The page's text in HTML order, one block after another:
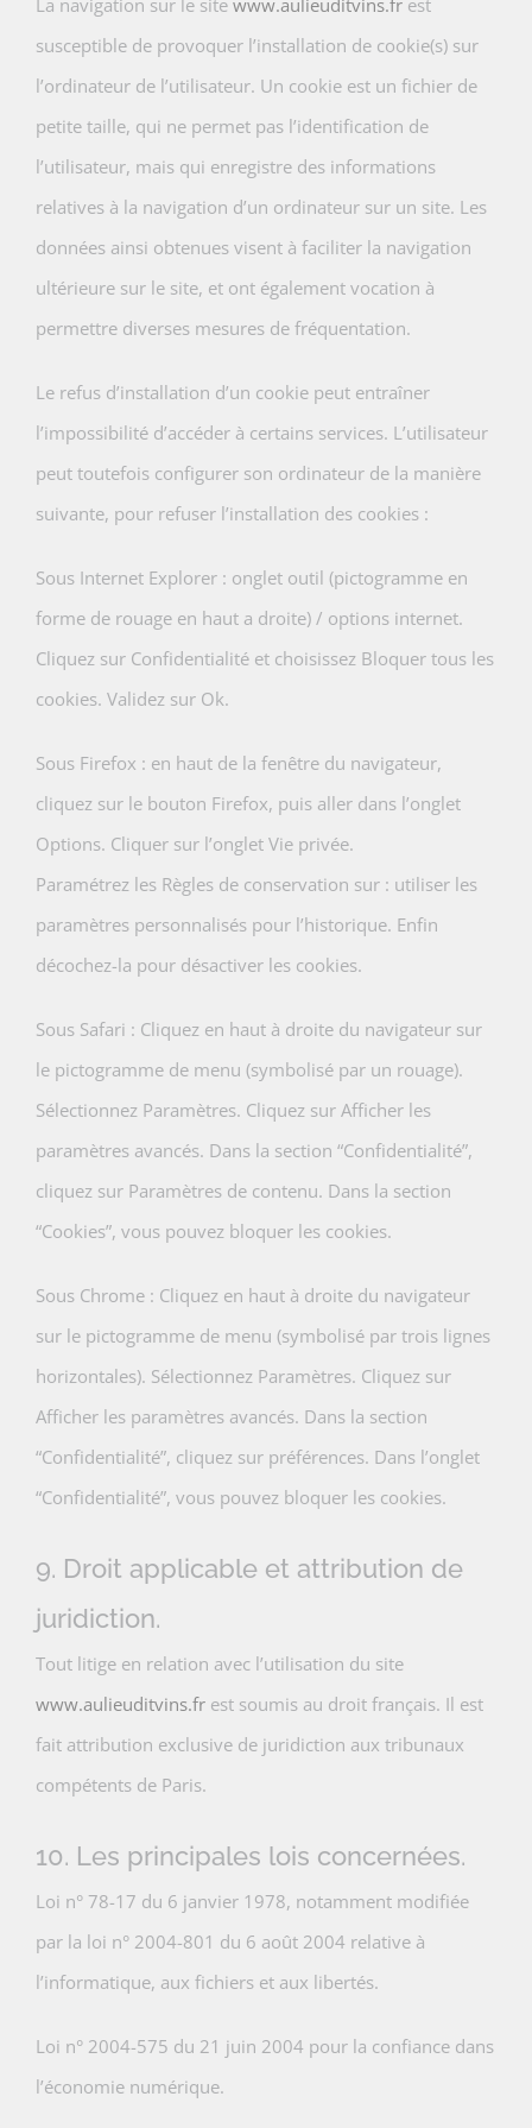
susceptible de provoquer l’installation de cookie(s) sur
l’ordinateur de l’utilisateur. Un cookie est un fichier de
petite taille, qui ne permet pas l’identification de
l’utilisateur, mais qui enregistre des informations
relatives à la navigation d’un ordinateur sur un site. Les
données ainsi obtenues visent à faciliter la navigation
ultérieure sur le site, et ont également vocation à
permettre diverses mesures de fréquentation.
Le refus d’installation d’un cookie peut entraîner
l’impossibilité d’accéder à certains services. L’utilisateur
peut toutefois configurer son ordinateur de la manière
suivante, pour refuser l’installation des cookies :
Sous Internet Explorer : onglet outil (pictogramme en
forme de rouage en haut a droite) / options internet.
Cliquez sur Confidentialité et choisissez Bloquer tous les
cookies. Validez sur Ok.
Sous Firefox : en haut de la fenêtre du navigateur,
cliquez sur le bouton Firefox, puis aller dans l’onglet
Options. Cliquer sur l’onglet Vie privée.
Paramétrez les Règles de conservation sur : utiliser les
paramètres personnalisés pour l’historique. Enfin
décochez-la pour désactiver les cookies.
Sous Safari : Cliquez en haut à droite du navigateur sur
le pictogramme de menu (symbolisé par un rouage).
Sélectionnez Paramètres. Cliquez sur Afficher les
paramètres avancés. Dans la section “Confidentialité”,
cliquez sur Paramètres de contenu. Dans la section
“Cookies”, vous pouvez bloquer les cookies.
Sous Chrome : Cliquez en haut à droite du navigateur
sur le pictogramme de menu (symbolisé par trois lignes
horizontales). Sélectionnez Paramètres. Cliquez sur
Afficher les paramètres avancés. Dans la section
“Confidentialité”, cliquez sur préférences. Dans l’onglet
“Confidentialité”, vous pouvez bloquer les cookies.
9. Droit applicable et attribution de
juridiction.
Tout litige en relation avec l’utilisation du site
www.aulieuditvins.fr est soumis au droit français. Il est
fait attribution exclusive de juridiction aux tribunaux
compétents de Paris.
10. Les principales lois concernées.
Loi n° 78-17 du 6 janvier 1978, notamment modifiée
par la loi n° 2004-801 du 6 août 2004 relative à
l’informatique, aux fichiers et aux libertés.
Loi n° 2004-575 du 21 juin 2004 pour la confiance dans
l’économie numérique.